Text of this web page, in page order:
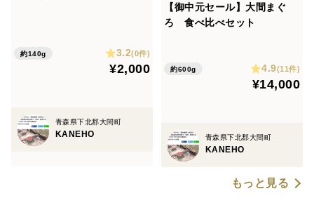
約140g 3.2(0件)
¥2,000
青森県下北郡大間町
KANEHO
【御中元セール】大間まぐ
ろ 食べ比べセット
約600g 4.9(11件)
¥14,000
青森県下北郡大間町
KANEHO
もっと見る